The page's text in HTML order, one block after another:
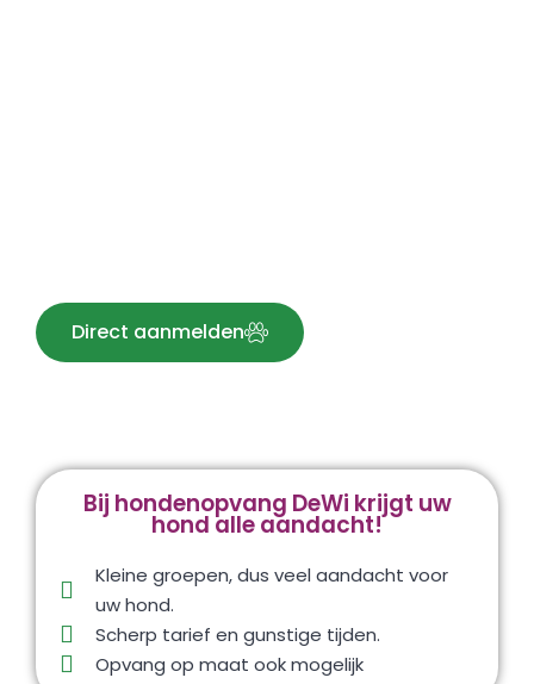
Direct aanmelden
Bij hondenopvang DeWi krijgt uw
hond alle aandacht!
Kleine groepen, dus veel aandacht voor
uw hond.
Scherp tarief en gunstige tijden.
Opvang op maat ook mogelijk